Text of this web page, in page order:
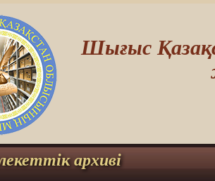
Шығыс
архиві